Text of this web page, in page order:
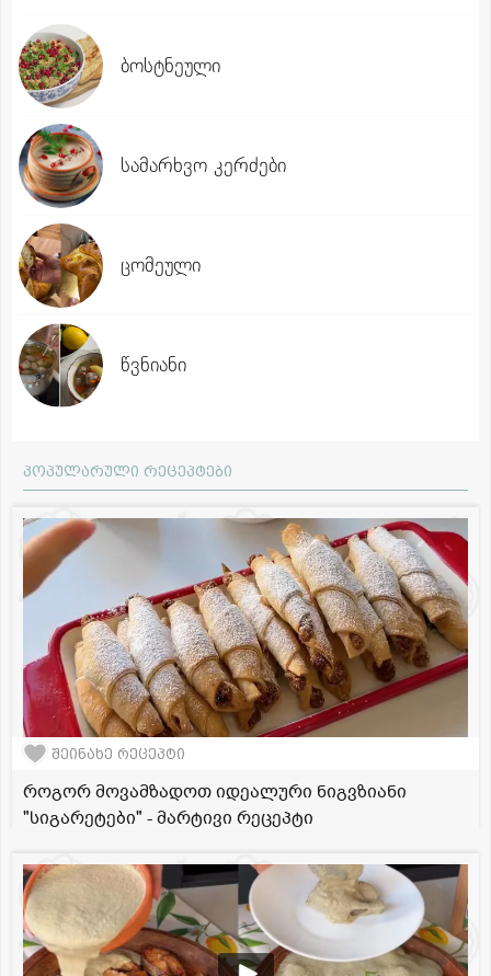
ბოსტნეული
სამარხვო კერძები
ცომეული
წვნიანი
პოპულარული რეცეპტები
შეინახე რეცეპტი
როგორ მოვამზადოთ იდეალური ნიგვზიანი
"სიგარეტები" - მარტივი რეცეპტი